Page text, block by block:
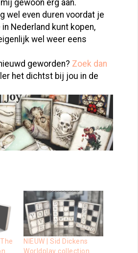
gewoon erg aan.
wel even duren voordat je
Nederland kunt kopen,
wel weer eens
geworden? Zoek dan
het dichtst bij jou in de
NIEUW | Sid Dickens
Worldplay collection